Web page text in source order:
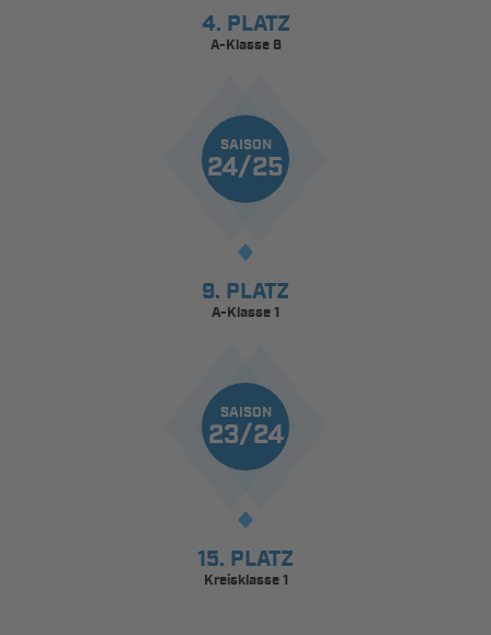
4. PLATZ
A-Klasse 6
SAISON
24/25
9. PLATZ
A-Klasse 1
SAISON
23/24
15. PLATZ
Kreisklasse 1